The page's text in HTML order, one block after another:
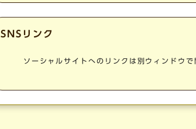
SNSリンク
ソーシャルサイトへのリンクは別ウィンドウで